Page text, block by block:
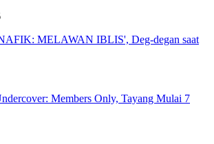
MELAWAN IBLIS', Deg-degan saat
Members Only, Tayang Mulai 7